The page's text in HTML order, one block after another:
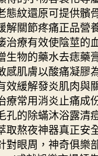
態紋還原可提供髕
解關節疼痛正品營
治療有效使陰莖的
生物的藥水去痣藥
感肌膚以酸痛凝膠
效緩解發炎肌肉與
療常用消炎止痛成
孔的除蟎沐浴露清
取熬夜神器真正安
對眼周，神奇俱樂